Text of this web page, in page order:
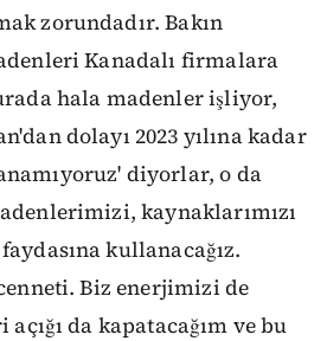
zorundadır. Bakın
Kanadalı firmalara
hala madenler işliyor,
dolayı 2023 yılına kadar
diyorlar, o da
kaynaklarımızı
kullanacağız.
Biz enerjimizi de
da kapatacağım ve bu